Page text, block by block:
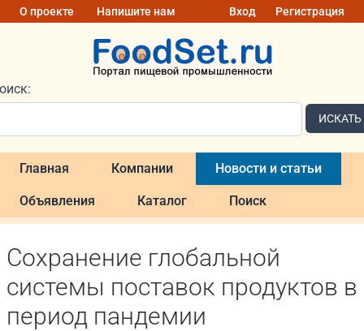
О проекте Напишите нам Вход Регистрация
ИСКАТЬ
Главная Компании Новости и статьи
Объявления Каталог Поиск
Сохранение глобальной
системы поставок продуктов в
период пандемии